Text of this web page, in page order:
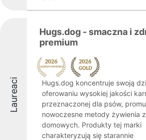
Laureaci
Hugs.dog - smaczna i
premium
Hugs.dog koncentruje swoją
oferowaniu wysokiej jakości
przeznaczonej dla psów,
nowoczesne metody żywienia
domowych. Produkty tej marki
charakteryzują się starannie